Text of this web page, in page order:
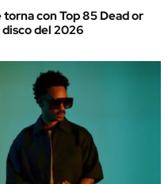
con Top 85 Dead or
del 2026